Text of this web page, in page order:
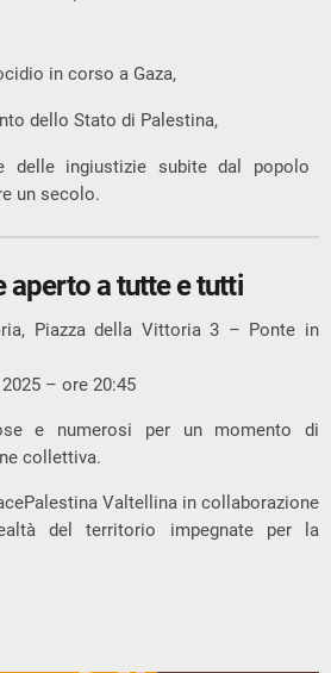
in corso a Gaza,
dello Stato di Palestina,
delle ingiustizie subite dal popolo
un secolo.
aperto a tutte e tutti
Piazza della Vittoria 3 – Ponte in
– ore 20:45
e numerosi per un momento di
collettiva.
Valtellina in collaborazione
del territorio impegnate per la